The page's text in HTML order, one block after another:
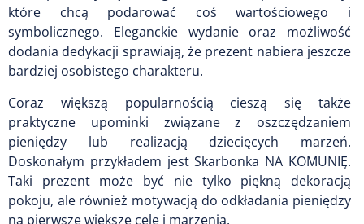
które chcą podarować coś wartościowego i
symbolicznego. Eleganckie wydanie oraz możliwość
dodania dedykacji sprawiają, że prezent nabiera jeszcze
bardziej osobistego charakteru.
Coraz większą popularnością cieszą się także
praktyczne upominki związane z oszczędzaniem
pieniędzy lub realizacją dziecięcych marzeń.
Doskonałym przykładem jest Skarbonka NA KOMUNIĘ.
Taki prezent może być nie tylko piękną dekoracją
pokoju, ale również motywacją do odkładania pieniędzy
na pierwsze większe cele i marzenia.